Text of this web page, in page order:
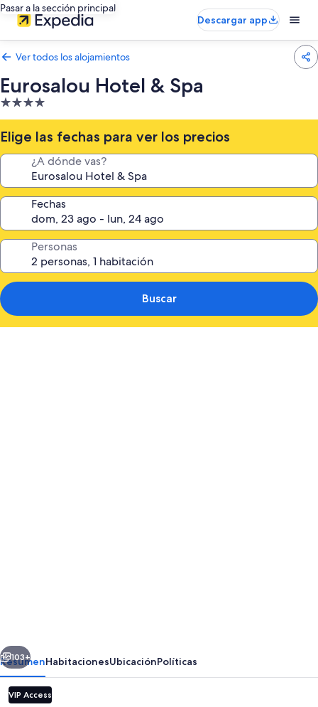
Pasar a la sección principal
Descargar app
Ver todos los alojamientos
Eurosalou Hotel & Spa
Alojamiento
de
4.0 estrellas
Elige las fechas para ver los precios
¿A dónde vas?
Fechas
Personas
Buscar
Siguiente
103+
ResumenHabitacionesUbicaciónPolíticas
VIP Access